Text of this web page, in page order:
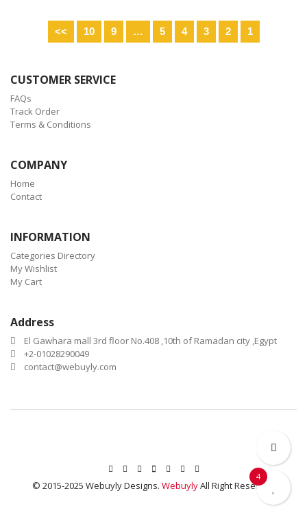
4
1
2
3
4
5
…
9
10
>>
CUSTOMER SERVICE
FAQs
Track Order
Terms & Conditions
COMPANY
Home
Contact
INFORMATION
Categories Directory
My Wishlist
My Cart
Address
El Gawhara mall 3rd floor No.408 ,10th of Ramadan city ,Egypt
+2-01028290049
contact@webuyly.com
© 2015-2025 Webuyly Designs. WebuylyAll Right Reserved